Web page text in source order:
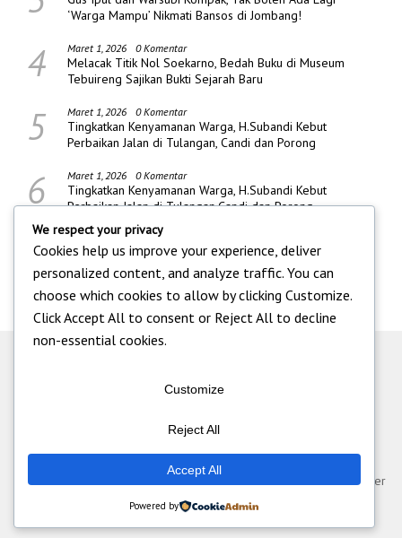
‘Warga Mampu’ Nikmati Bansos di Jombang!
4 Maret 1, 2026 0 Komentar
Melacak Titik Nol Soekarno, Bedah Buku di Museum
Tebuireng Sajikan Bukti Sejarah Baru
5 Maret 1, 2026 0 Komentar
Tingkatkan Kenyamanan Warga, H.Subandi Kebut
Perbaikan Jalan di Tulangan, Candi dan Porong
6 Maret 1, 2026 0 Komentar
Tingkatkan Kenyamanan Warga, H.Subandi Kebut
Perbaikan Jalan di Tulangan,Candi dan Porong
Redaksi
Disclaimer
Standart Perlindungan Wartawan
© Pt Multi Media Cyber
Informatika 2026
We respect your privacy
Cookies help us improve your experience, deliver
personalized content, and analyze traffic. You can
choose which cookies to allow by clicking Customize.
ClickAccept All to consent or Reject All to decline
non-essential cookies.
Customize
Reject All
Accept All
Powered by